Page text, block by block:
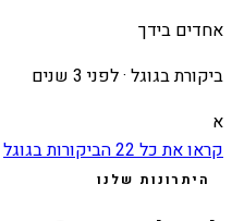
אחדים בידך
ביקורת בגוגל ·לפני 3 שנים
א
קראו את כל22הביקורות בגוגל
היתרונות שלנו